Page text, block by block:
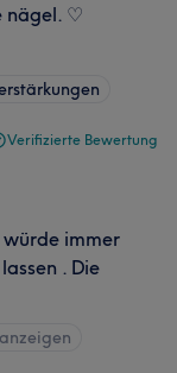
nägel. ♡
Verifizierte Bewertung
immer
. Die